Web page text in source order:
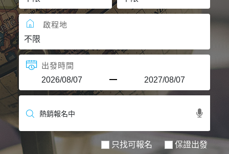
超夯日本
悠遊美加
遊輪河輪
世界臻旅
中東非洲
啟程地
出發時間
只找可報名 保證出發